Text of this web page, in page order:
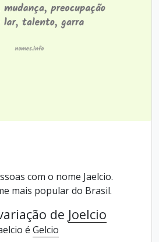
com o nome Jaelcio.
mais popular do Brasil.
de Joelcio
é Gelcio